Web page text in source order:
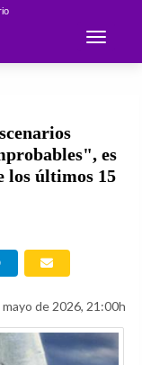
Toggle
es
los últimos 15
mayo de 2026, 21:00h